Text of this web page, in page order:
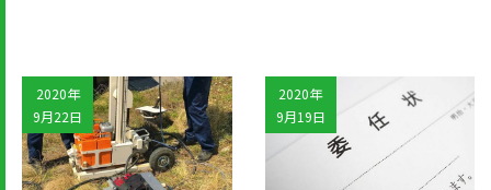
2020年
9月22日
2020年
9月19日